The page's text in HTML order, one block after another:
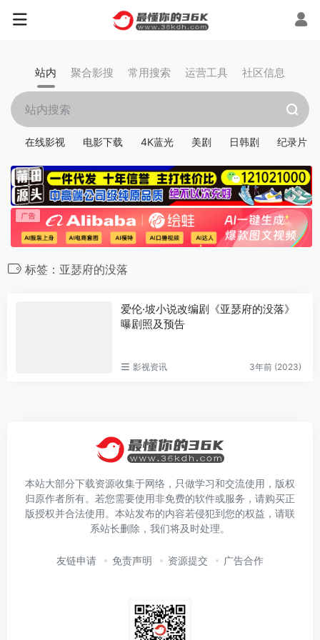
站内 聚合影搜 常用搜索 运营工具 社区信息
在线影视 电影下载 4K蓝光 美剧 日韩剧 纪录片
标签：亚瑟府的没落
爱伦·坡小说改编剧《亚瑟府的没落》
曝剧照及预告
影视资讯 3年前 (2023)
本站大部分下载资源收集于网络，只做学习和交流使用，版权
归原作者所有。若您需要使用非免费的软件或服务，请购买正
版授权并合法使用。本站发布的内容若侵犯到您的权益，请联
系站长删除，我们将及时处理。
友链申请 免责声明 资源提交 广告合作